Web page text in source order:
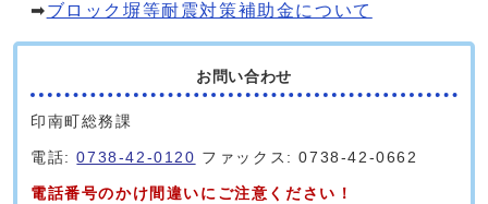
➡ブロック塀等耐震対策補助金について
お問い合わせ
印南町総務課
電話:0738-42-0120 ファックス: 0738-42-0662
電話番号のかけ間違いにご注意ください！